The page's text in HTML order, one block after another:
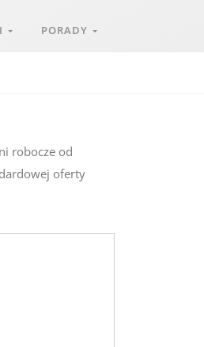
PORADY
robocze od
oferty